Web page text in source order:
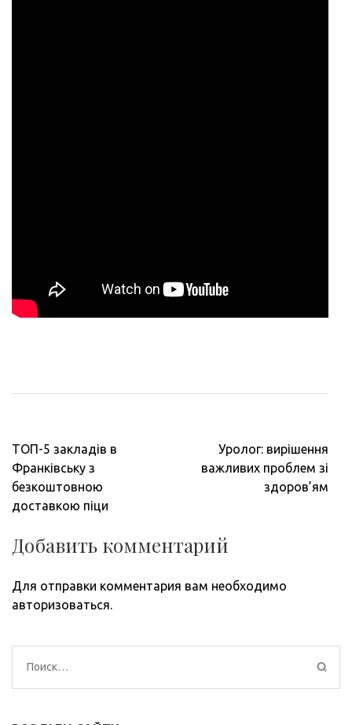
Навигация
по
записям
ТОП-5 закладів в
Франківську з
безкоштовною
доставкою піци
Уролог: вирішення
важливих проблем зі
здоров’ям
Добавить комментарий
Для отправки комментария вам необходимо
авторизоваться.
Найти: